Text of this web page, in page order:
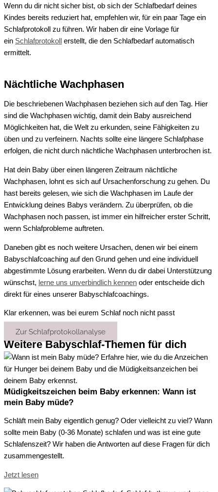
Wenn du dir nicht sicher bist, ob sich der Schlafbedarf deines
Kindes bereits reduziert hat, empfehlen wir, für ein paar Tage ein
Schlafprotokoll zu führen. Wir haben dir eine Vorlage für
ein Schlafprotokoll
erstellt, die den Schlafbedarf automatisch
ermittelt.
Nächtliche Wachphasen
Die beschriebenen Wachphasen beziehen sich auf den Tag. Hier
sind die Wachphasen wichtig, damit dein Baby ausreichend
Möglichkeiten hat, die Welt zu erkunden, seine Fähigkeiten zu
üben und zu verfeinern. Nachts sollte eine längere Schlafphase
erfolgen, die nicht durch nächtliche Wachphasen unterbrochen ist.
Hat dein Baby über einen längeren Zeitraum nächtliche
Wachphasen, lohnt es sich auf Ursachenforschung zu gehen. Du
hast bereits gelesen, wie sich die Wachphasen im Laufe der
Entwicklung deines Babys verändern. Zu überprüfen, ob die
Wachphasen noch passen, ist immer ein hilfreicher erster Schritt,
wenn Schlafprobleme auftreten.
Daneben gibt es noch weitere Ursachen, denen wir bei einem
Babyschlafcoaching auf den Grund gehen und eine individuell
abgestimmte Lösung erarbeiten. Wenn du dir dabei Unterstützung
wünschst, lerne uns unverbindlich kennen oder entscheide dich
direkt für eines unserer Babyschlafcoachings.
Klar erkennen, was bei eurem Schlaf noch nicht passt
Zur Schlafprotokollanalyse
Weitere Babyschlaf-Themen für dich
Müdigkeitszeichen beim Baby erkennen: Wann ist
mein Baby müde?
Schläft mein Baby eigentlich genug? Oder vielleicht zu viel? Wann
sollte mein Baby (0-36 Monate) schlafen und was ist eine gute
Schlafenszeit? Wir haben die Antworten auf diese Fragen für dich
zusammengestellt.
Jetzt lesen